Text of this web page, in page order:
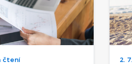
čtení 2.